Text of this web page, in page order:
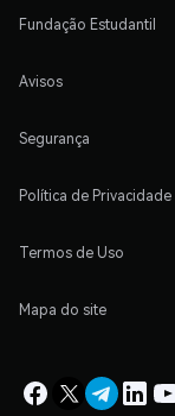
Fundação Estudantil
Avisos
Segurança
Política de Privacidade
Termos de Uso
Mapa do site